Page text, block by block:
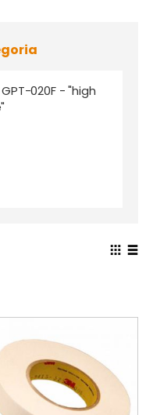
020F - "high